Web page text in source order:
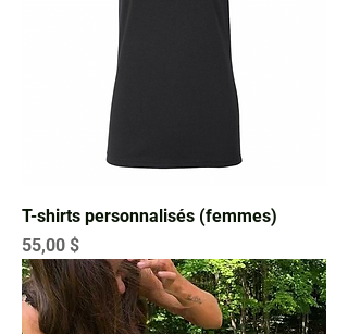
T-shirts personnalisés (femmes)
Prix
55,00 $